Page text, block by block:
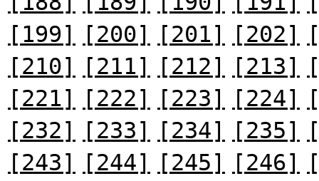
[199]
[200] [201] [202]
[210]
[211] [212] [213]
[221]
[222] [223] [224]
[232]
[233] [234] [235]
[243]
[244] [245] [246]